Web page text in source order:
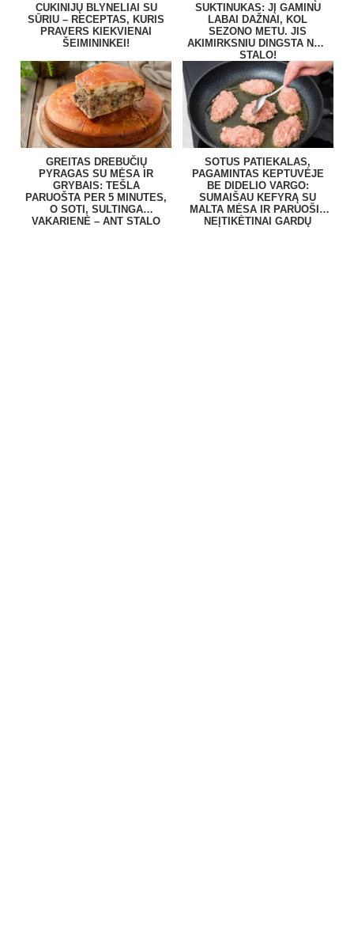
CUKINIJŲ BLYNELIAI SU
SŪRIU – RECEPTAS, KURIS
PRAVERS KIEKVIENAI
ŠEIMININKEI!
SUKTINUKAS: JĮ GAMINU
LABAI DAŽNAI, KOL
SEZONO METU. JIS
AKIMIRKSNIU DINGSTA NUO
STALO!
GREITAS DREBUČIŲ
PYRAGAS SU MĖSA IR
GRYBAIS: TEŠLA
PARUOŠTA PER 5 MINUTES,
O SOTI, SULTINGA
VAKARIENĖ – ANT STALO
SOTUS PATIEKALAS,
PAGAMINTAS KEPTUVĖJE
BE DIDELIO VARGO:
SUMAIŠAU KEFYRĄ SU
MALTA MĖSA IR PARUOŠIU
NEĮTIKĖTINAI GARDŲ